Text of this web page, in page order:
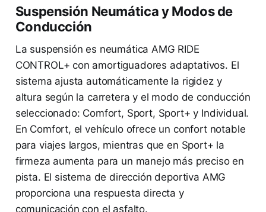
Suspensión Neumática y Modos de
Conducción
La suspensión es neumática AMG RIDE
CONTROL+ con amortiguadores adaptativos. El
sistema ajusta automáticamente la rigidez y
altura según la carretera y el modo de conducción
seleccionado: Comfort, Sport, Sport+ y Individual.
En Comfort, el vehículo ofrece un confort notable
para viajes largos, mientras que en Sport+ la
firmeza aumenta para un manejo más preciso en
pista. El sistema de dirección deportiva AMG
proporciona una respuesta directa y
comunicación con el asfalto.